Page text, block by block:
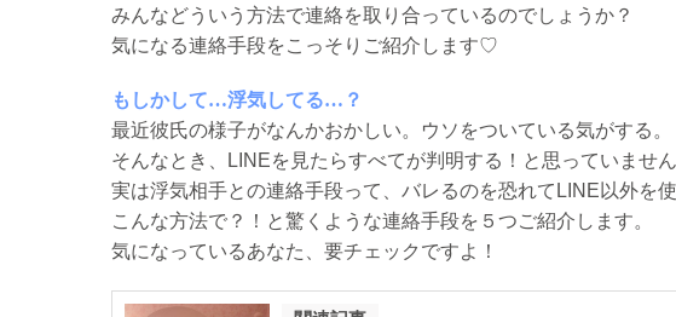
みんなどういう方法で連絡を取り合っているのでしょうか？
気になる連絡手段をこっそりご紹介します♡
もしかして…浮気してる…？
最近彼氏の様子がなんかおかしい。ウソをついている気がする。
そんなとき、LINEを見たらすべてが判明する！と思っていませ
実は浮気相手との連絡手段って、バレるのを恐れてLINE以外を
こんな方法で？！と驚くような連絡手段を５つご紹介します。
気になっているあなた、要チェックですよ！